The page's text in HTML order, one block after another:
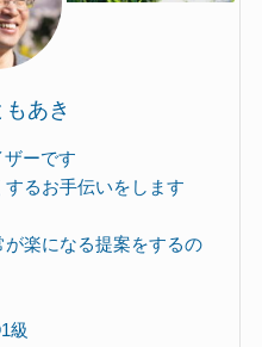
あき
ーです
るお手伝いをします
楽になる提案をするの
級